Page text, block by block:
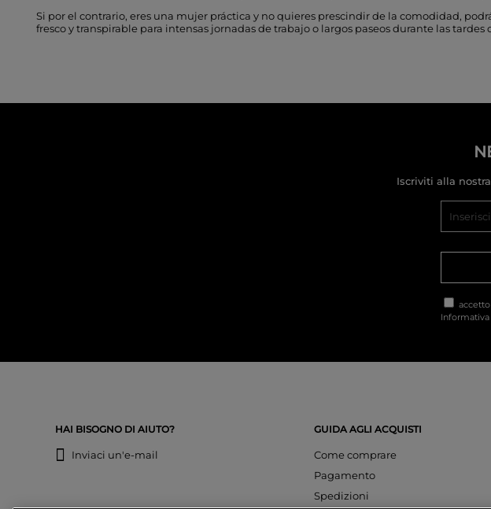
Si por el contrario, eres una mujer práctica y no quieres prescindir de la comodidad,
fresco y transpirable para intensas jornadas de trabajo o largos paseos durante las tardes
Iscriviti alla
Informativa
HAI BISOGNO DI AIUTO?
Inviaci un'e-mail
GUIDA AGLI ACQUISTI
Come comprare
Pagamento
Spedizioni